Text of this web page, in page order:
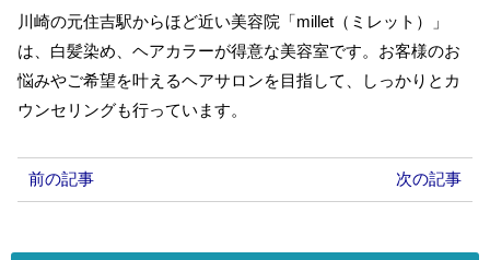
川崎の元住吉駅からほど近い美容院「millet（ミレット）」
は、白髪染め、ヘアカラーが得意な美容室です。お客様のお
悩みやご希望を叶えるヘアサロンを目指して、しっかりとカ
ウンセリングも行っています。
前の記事 次の記事